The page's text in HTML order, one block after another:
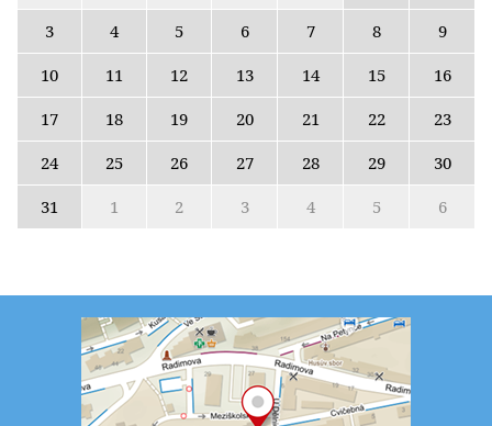
3
4 5 6 7 8
9
10
11 12 13 14 15
16
17
18 19 20 21 22
23
24
25 26 27 28 29
30
31
1 2 3 4 5 6